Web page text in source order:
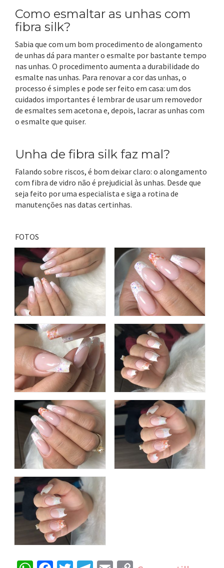
Como esmaltar as unhas com
fibra silk?
Sabia que com um bom procedimento de alongamento
de unhas dá para manter o esmalte por bastante tempo
nas unhas. O procedimento aumenta a durabilidade do
esmalte nas unhas. Para renovar a cor das unhas, o
processo é simples e pode ser feito em casa: um dos
cuidados importantes é lembrar de usar um removedor
de esmaltes sem acetona e, depois, lacrar as unhas com
o esmalte que quiser.
Unha de fibra silk faz mal?
Falando sobre riscos, é bom deixar claro: o alongamento
com fibra de vidro não é prejudicial às unhas. Desde que
seja feito por uma especialista e siga a rotina de
manutenções nas datas certinhas.
FOTOS